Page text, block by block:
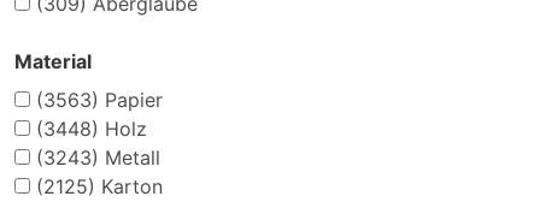
Material
(3563) Papier
(3448) Holz
(3243) Metall
(2125) Karton